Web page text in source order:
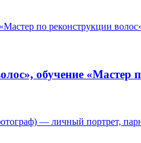
обучение «Мастер